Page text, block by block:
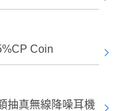
Coin
抽真無線降噪耳機